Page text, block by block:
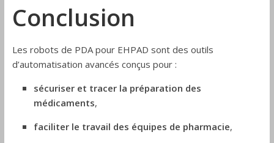
Conclusion
Les robots de PDA pour EHPAD sont des outils
d’automatisation avancés conçus pour :
sécuriser et tracer la préparation des
médicaments,
faciliter le travail des équipes de pharmacie,